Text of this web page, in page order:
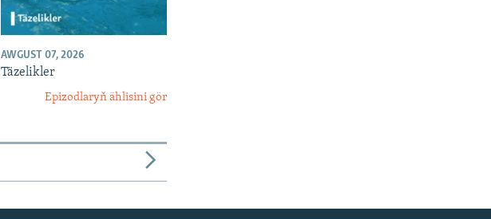
AWGUST 07, 2026
Täzelikler
Epizodlaryň ählisini gör